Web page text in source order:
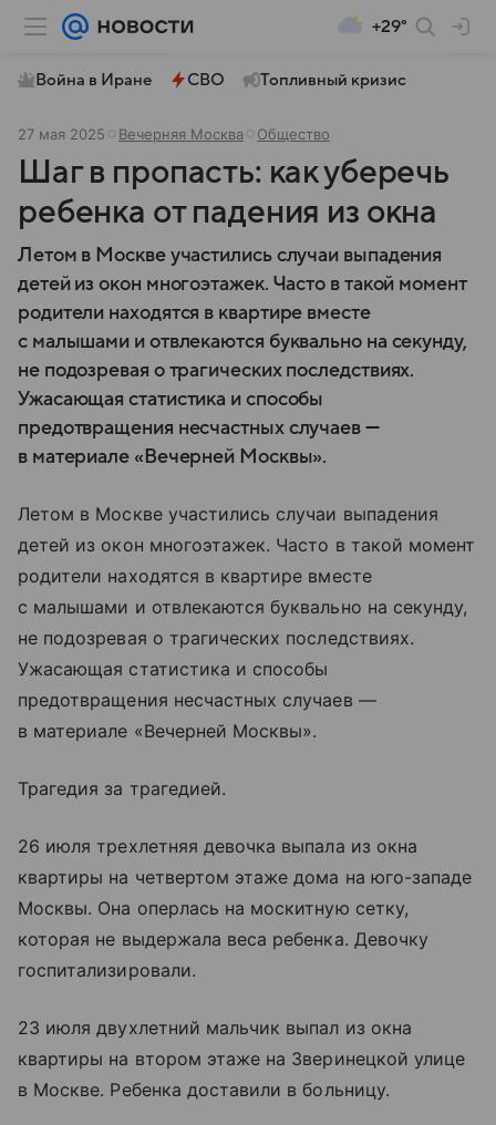
+29°
Война в Иране СВО Топливный кризис
27 мая 2025 Вечерняя Москва Общество
Шаг в пропасть: как уберечь
ребенка от падения из окна
Летом в Москве участились случаи выпадения
детей из окон многоэтажек. Часто в такой момент
родители находятся в квартире вместе
с малышами и отвлекаются буквально на секунду,
не подозревая о трагических последствиях.
Ужасающая статистика и способы
предотвращения несчастных случаев —
в материале «Вечерней Москвы».
Летом в Москве участились случаи выпадения
детей из окон многоэтажек. Часто в такой момент
родители находятся в квартире вместе
с малышами и отвлекаются буквально на секунду,
не подозревая о трагических последствиях.
Ужасающая статистика и способы
предотвращения несчастных случаев —
в материале «Вечерней Москвы».
Трагедия за трагедией.
26 июля трехлетняя девочка выпала из окна
квартиры на четвертом этаже дома на юго-западе
Москвы. Она оперлась на москитную сетку,
которая не выдержала веса ребенка. Девочку
госпитализировали.
23 июля двухлетний мальчик выпал из окна
квартиры на втором этаже на Зверинецкой улице
в Москве. Ребенка доставили в больницу.